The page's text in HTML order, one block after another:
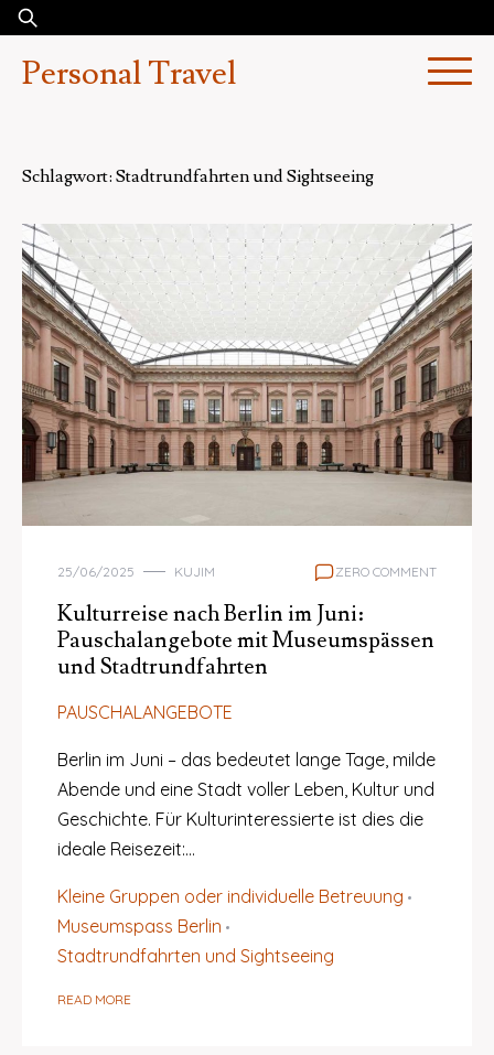
Skip
content
Suchen
Personal Travel
Schlagwort: Stadtrundfahrten und Sightseeing
25/06/2025 KUJIM ZERO COMMENT
Kulturreise nach Berlin im Juni:
Pauschalangebote mit Museumspässen
und Stadtrundfahrten
PAUSCHALANGEBOTE
Berlin im Juni – das bedeutet lange Tage, milde
Abende und eine Stadt voller Leben, Kultur und
Geschichte. Für Kulturinteressierte ist dies die
ideale Reisezeit:…
Kleine Gruppen oder individuelle Betreuung
Museumspass Berlin
Stadtrundfahrten und Sightseeing
READ MORE